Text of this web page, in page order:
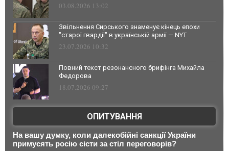
03.08.2026 13:02
Звільнення Сирського знаменує кінець епохи
"старої гвардії" в українській армії — NYT
23.07.2026 10:32
Повний текст резонансного брифінга Михайла
Федорова
18.07.2026 09:27
ОПИТУВАННЯ
На вашу думку, коли далекобійні санкції України
примусять росію сісти за стіл переговорів?